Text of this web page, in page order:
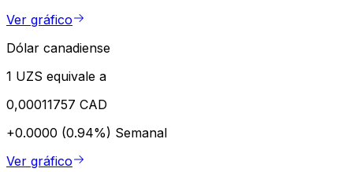
Ver gráfico
Dólar canadiense
1 UZS equivale a
0,00011757 CAD
+0.0000 (0.94%) Semanal
Ver gráfico